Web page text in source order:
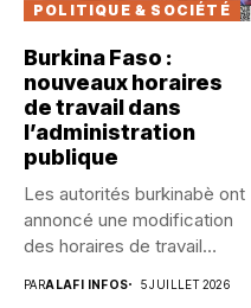
POLITIQUE & SOCIÉTÉ
Burkina Faso :
nouveaux horaires
de travail dans
l’administration
publique
Les autorités burkinabè ont
annoncé une modification
des horaires de travail
PARALAFI INFOS 5 JUILLET 2026